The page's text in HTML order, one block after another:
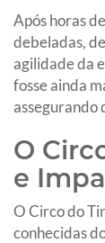
Após horas
debeladas,
agilidade da
fosse ainda
assegurando
O
e
O Circo do
conhecidas